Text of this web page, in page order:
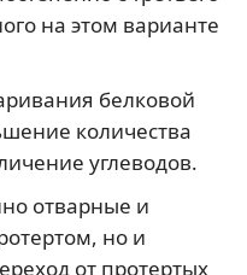
на этом варианте
белковой
количества
углеводов.
отварные и
но и
от протертых